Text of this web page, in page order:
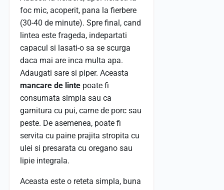
foc mic, acoperit, pana la fierbere
(30-40 de minute). Spre final, cand
lintea este frageda, indepartati
capacul si lasati-o sa se scurga
daca mai are inca multa apa.
Adaugati sare si piper. Aceasta
mancare de linte poate fi
consumata simpla sau ca
garnitura cu pui, carne de porc sau
peste. De asemenea, poate fi
servita cu paine prajita stropita cu
ulei si presarata cu oregano sau
lipie integrala.
Aceasta este o reteta simpla, buna